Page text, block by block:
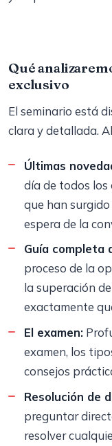
Qué
exclusivo
El seminario está
clara y detallada.
Últimas
día de todos
que han surgido
espera de la
Guía completa
proceso de la
la superación
exactamente
El examen:
examen, los
consejos
Resolución de
preguntar
resolver